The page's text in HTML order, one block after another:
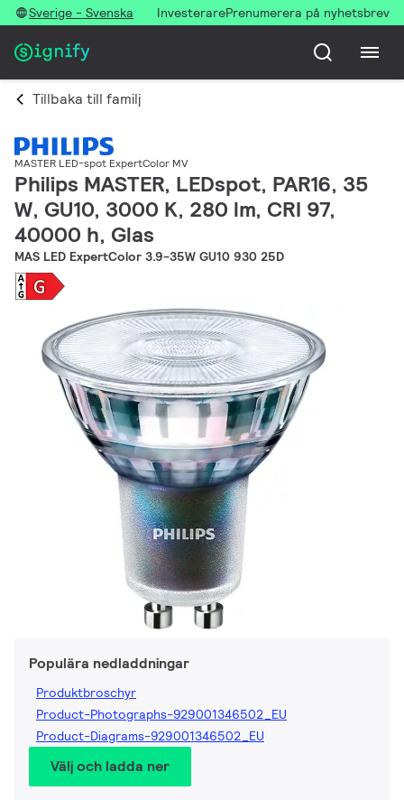
Sverige - Svenska InvesterarePrenumerera på nyhetsbrev
Tillbaka till familj
MASTER LED-spot ExpertColor MV
Philips MASTER, LEDspot, PAR16, 35
W, GU10, 3000 K, 280 lm, CRI 97,
40000 h, Glas
MAS LED ExpertColor 3.9-35W GU10 930 25D
Populära nedladdningar
Produktbroschyr
Product-Photographs-929001346502_EU
Product-Diagrams-929001346502_EU
Välj och ladda ner